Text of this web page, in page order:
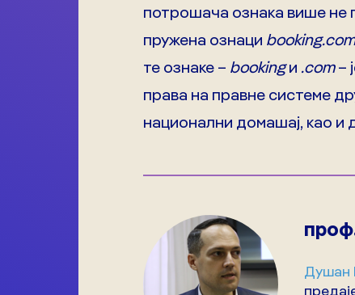
потрошача ознака више не
пружена ознаци booking.com
те ознаке – bookingи .com–
права на правне системе
национални домашај, као и
Душан